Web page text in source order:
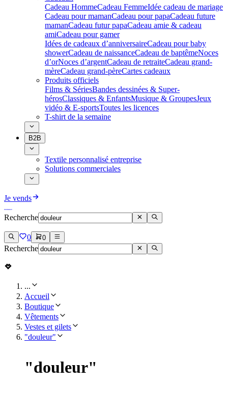
Cadeau HommeCadeau FemmeIdée cadeau de mariage​
Cadeau pour mamanCadeau pour papaCadeau future
mamanCadeau futur papaCadeau amie & cadeau
amiCadeau pour gamer
Idées de cadeaux d’anniversaireCadeau pour baby
showerCadeau de naissanceCadeau de baptêmeNoces
d’orNoces d’argentCadeau de retraiteCadeau grand-
mèreCadeau grand-pèreCartes cadeaux
Produits officiels
Films & SériesBandes dessinées & Super-
hérosClassiques & EnfantsMusique & GroupesJeux
vidéo & E-sportsToutes les licences
T-shirt de la semaine
B2B
Textile personnalisé entreprise
Solutions commerciales
Je vends
Recherche
0 0
Recherche
...
Accueil
Boutique
Vêtements
Vestes et gilets
"douleur"
"douleur"